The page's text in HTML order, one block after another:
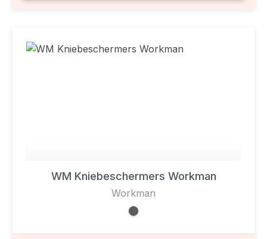
WM Kniebeschermers Workman
Workman